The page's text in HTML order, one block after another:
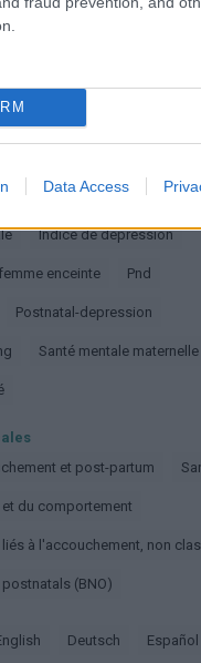
Data Access
Partagez-le sur
nous sur
peau à peau Dépression
Indice de dépression
enceinte Pnd
Postnatal-depression
Santé mentale maternelle
et post-partum
et du comportement
liés à l'accouchement, non
postnatals (BNO)
english deutsch español